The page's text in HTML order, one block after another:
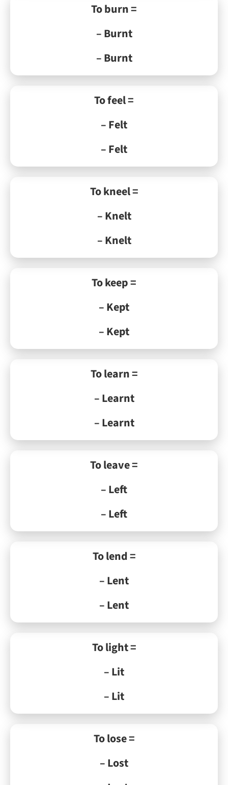
To burn =
– Burnt
– Burnt
To feel =
– Felt
– Felt
To kneel =
– Knelt
– Knelt
To keep =
– Kept
– Kept
To learn =
– Learnt
– Learnt
To leave =
– Left
– Left
To lend =
– Lent
– Lent
To light =
– Lit
– Lit
To lose =
– Lost